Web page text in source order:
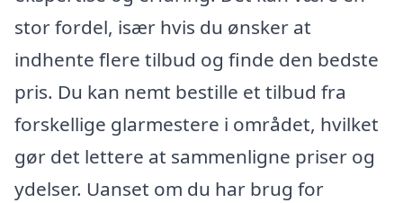
stor fordel, især hvis du ønsker at
indhente flere tilbud og finde den bedste
pris. Du kan nemt bestille et tilbud fra
forskellige glarmestere i området, hvilket
gør det lettere at sammenligne priser og
ydelser. Uanset om du har brug for